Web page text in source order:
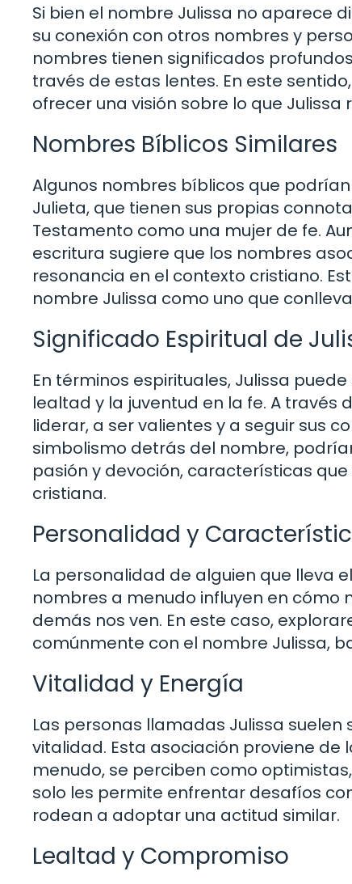
Si bien el nombre Julissa no aparece
su conexión con otros nombres y
nombres tienen significados
través de estas lentes. En este
ofrecer una visión sobre lo que
Nombres Bíblicos Similares
Algunos nombres bíblicos que
Julieta, que tienen sus propias
Testamento como una mujer de fe.
escritura sugiere que los nombres
resonancia en el contexto cristiano.
nombre Julissa como uno que
Significado Espiritual de
En términos espirituales, Julissa
lealtad y la juventud en la fe. A través
liderar, a ser valientes y a seguir sus
simbolismo detrás del nombre,
pasión y devoción, características
cristiana.
Personalidad y
La personalidad de alguien que lleva
nombres a menudo influyen en cómo
demás nos ven. En este caso,
comúnmente con el nombre Julissa,
Vitalidad y Energía
Las personas llamadas Julissa
vitalidad. Esta asociación proviene de
menudo, se perciben como
solo les permite enfrentar desafíos
rodean a adoptar una actitud similar.
Lealtad y Compromiso